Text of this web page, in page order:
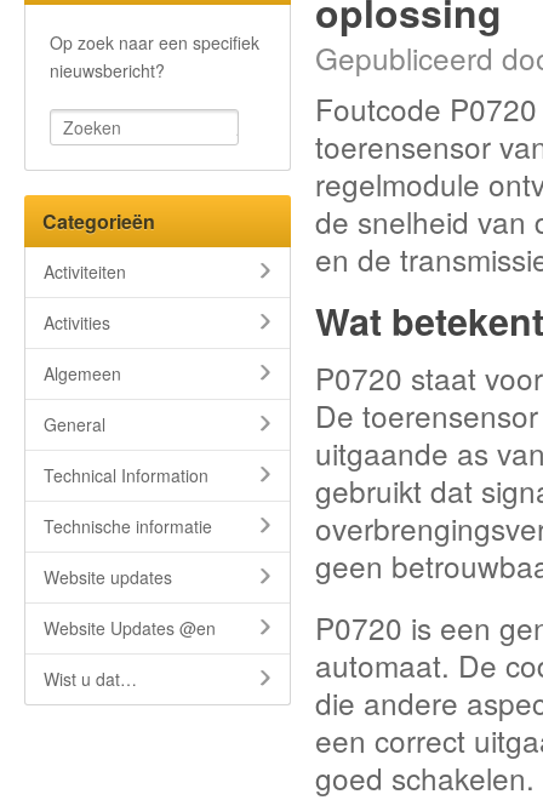
Op zoek naar een specifiek
nieuwsbericht?
Categorieën
Activiteiten
Activities
Algemeen
General
Technical Information
Technische informatie
Website updates
Website Updates @en
Wist u dat…
oplossing
Gepubliceerd
Foutcode
toerensensor
regelmodule
de snelheid van
en de
Wat
P0720 staat
De
uitgaande as
gebruikt dat
geen
P0720 is een
automaat. De
die andere
een correct
goed schakelen.